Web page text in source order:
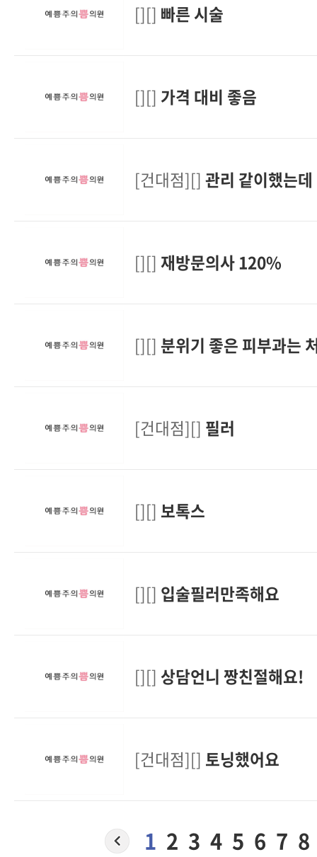
[][] 빠른 시술
[][] 가격 대비 좋음
[건대점][] 관리 같이했는
[][] 재방문의사 120%
[][] 분위기 좋은 피부과는
[건대점][] 필러
[][] 보톡스
[][] 입술필러만족해요
[][] 상담언니 짱친절해요!
[건대점][] 토닝했어요
1 2 3 4 5 6 7 8